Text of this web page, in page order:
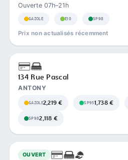
Ouverte 07h–21h
GAZOLE E10 SP98
Prix non actualisés récemment
134 Rue Pascal
ANTONY
GAZOLE2,219 € SP951,738 €
SP982,118 €
OUVERT